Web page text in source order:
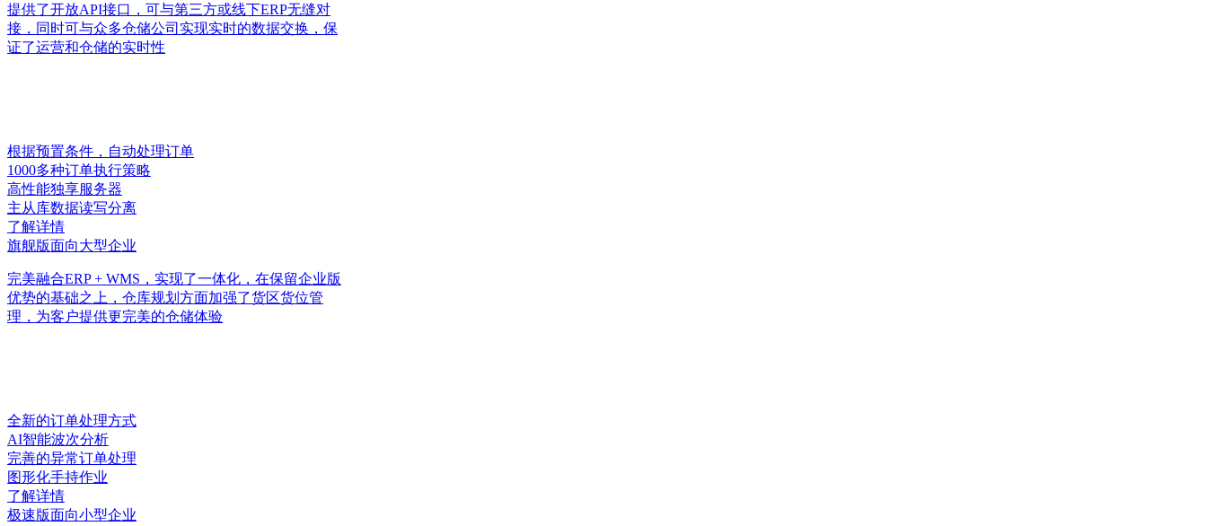
提供了开放API接口，可与第三方或线下ERP无缝对
接，同时可与众多仓储公司实现实时的数据交换，保
证了运营和仓储的实时性
根据预置条件，自动处理订单
1000多种订单执行策略
高性能独享服务器
主从库数据读写分离
了解详情
旗舰版面向大型企业
完美融合ERP + WMS，实现了一体化，在保留企业版
优势的基础之上，仓库规划方面加强了货区货位管
理，为客户提供更完美的仓储体验
全新的订单处理方式
AI智能波次分析
完善的异常订单处理
图形化手持作业
了解详情
极速版面向小型企业